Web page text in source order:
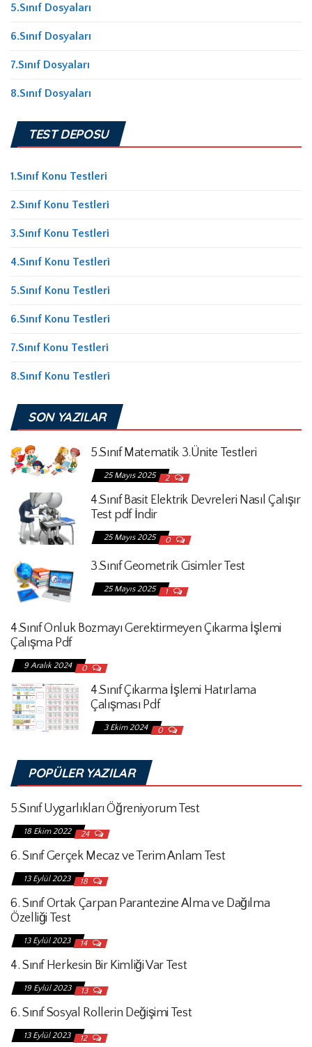
5.Sınıf Dosyaları
6.Sınıf Dosyaları
7.Sınıf Dosyaları
8.Sınıf Dosyaları
TEST DEPOSU
1.Sınıf Konu Testleri
2.Sınıf Konu Testleri
3.Sınıf Konu Testleri
4.Sınıf Konu Testleri
5.Sınıf Konu Testleri
6.Sınıf Konu Testleri
7.Sınıf Konu Testleri
8.Sınıf Konu Testleri
SON YAZILAR
5.Sınıf Matematik 3.Ünite Testleri
25 Mayıs 2025 2
4.Sınıf Basit Elektrik Devreleri Nasıl Çalışır
Test pdf İndir
25 Mayıs 2025 0
3.Sınıf Geometrik Cisimler Test
25 Mayıs 2025 1
4.Sınıf Onluk Bozmayı Gerektirmeyen Çıkarma İşlemi
Çalışma Pdf
9 Aralık 2024 0
4.Sınıf Çıkarma İşlemi Hatırlama
Çalışması Pdf
3 Ekim 2024 0
POPÜLER YAZILAR
5.Sınıf Uygarlıkları Öğreniyorum Test
18 Ekim 2022 24
6. Sınıf Gerçek Mecaz ve Terim Anlam Test
13 Eylül 2023 18
6. Sınıf Ortak Çarpan Parantezine Alma ve Dağılma
Özelliği Test
13 Eylül 2023 14
4. Sınıf Herkesin Bir Kimliği Var Test
19 Eylül 2023 13
6. Sınıf Sosyal Rollerin Değişimi Test
13 Eylül 2023 12